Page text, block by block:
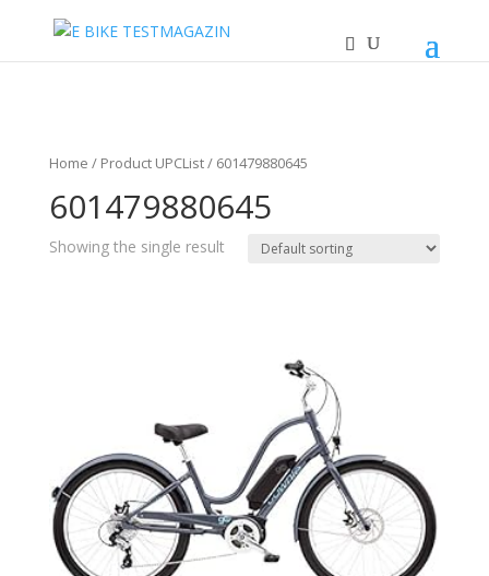
Home / Product UPCList / 601479880645
601479880645
Showing the single result